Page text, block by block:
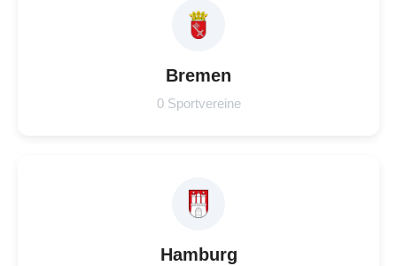
Bremen
0 Sportvereine
Hamburg